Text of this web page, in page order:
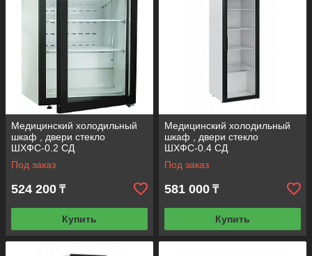
Доступная цена
За счет собственного производства и
дилерских договоренностей с иностранными
производителями предлагаем лучшую цену.
В короткий срок доставляем любой объем
заказанной продукции, от одной единицы,
быстро принимаем заявки в работу.
Медицинский холодильный
шкаф , двери стекло
ШХФС-0.2 СД
Под заказ
524 200 ₸
Купить
Медицинский холодильный
шкаф , двери стекло
ШХФС-0.4 СД
Под заказ
581 000 ₸
Купить